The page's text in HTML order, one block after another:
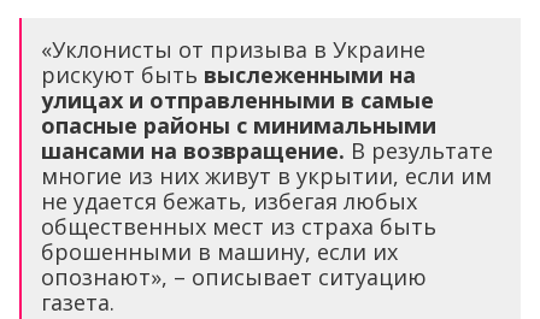
«Уклонисты от призыва в Украине
рискуют быть выслеженными на
улицах и отправленными в самые
опасные районы с минимальными
шансами на возвращение. В результате
многие из них живут в укрытии, если им
не удается бежать, избегая любых
общественных мест из страха быть
брошенными в машину, если их
опознают», – описывает ситуацию
газета.